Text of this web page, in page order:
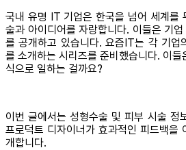
국내 유명 IT 기업은 한국을 넘어 세계를
술과 아이디어를 자랑합니다. 이들은 기
를 공개하고 있습니다. 요즘IT는 각 기업
를 소개하는 시리즈를 준비했습니다. 이
식으로 일하는 걸까요?
이번 글에서는 성형수술 및 피부 시술 정
프로덕트 디자이너가 효과적인 피드백을
개합니다.